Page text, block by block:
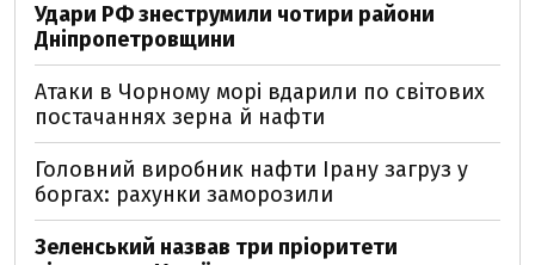
Удари РФ знеструмили чотири райони
Дніпропетровщини
Атаки в Чорному морі вдарили по світових
постачаннях зерна й нафти
Головний виробник нафти Ірану загруз у
боргах: рахунки заморозили
Зеленський назвав три пріоритети